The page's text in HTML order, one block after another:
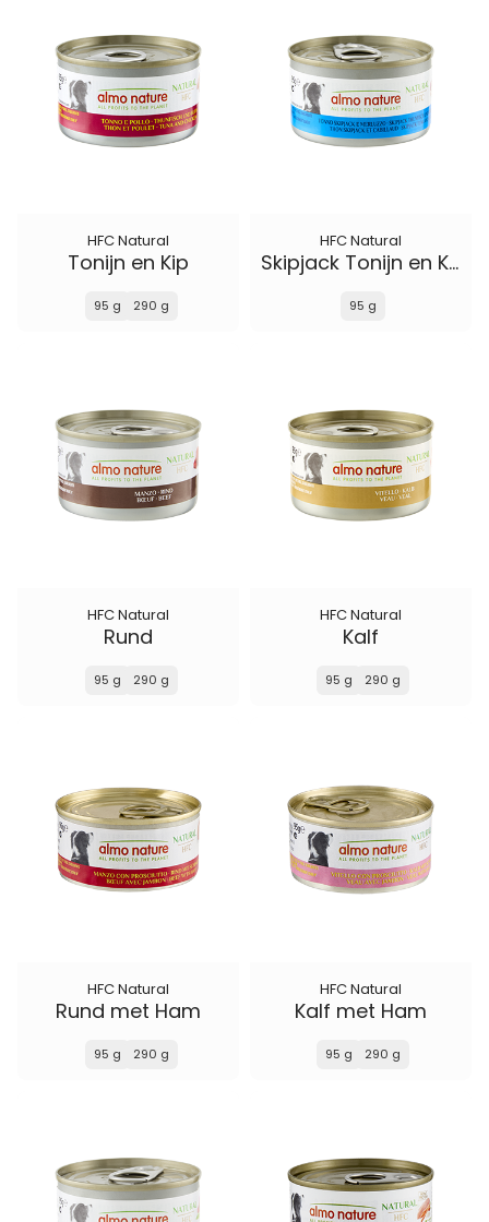
HFC Natural
Tonijn en Kip
95 g 290 g
HFC Natural
Skipjack Tonijn en Kabelijauw
95 g
HFC Natural
Rund
95 g 290 g
HFC Natural
Kalf
95 g 290 g
HFC Natural
Rund met Ham
95 g 290 g
HFC Natural
Kalf met Ham
95 g 290 g